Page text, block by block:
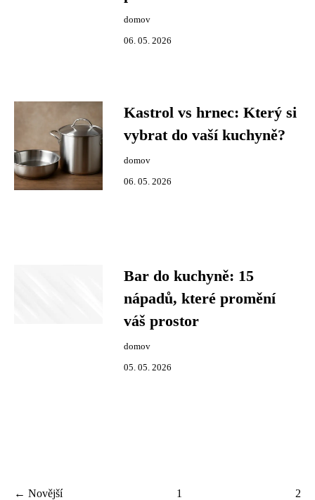
domov
06. 05. 2026
Kastrol vs hrnec: Který si
vybrat do vaší kuchyně?
domov
06. 05. 2026
Bar do kuchyně: 15
nápadů, které promění
váš prostor
domov
05. 05. 2026
← Novější 1 2